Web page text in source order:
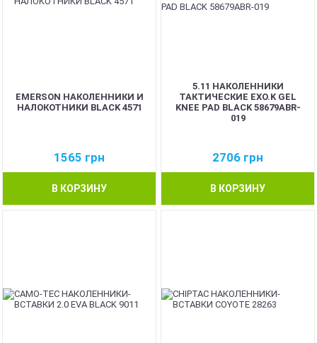
EMERSON НАКОЛЕННИКИ И
НАЛОКОТНИКИ BLACK 4571
1565 грн
В КОРЗИНУ
5.11 НАКОЛЕННИКИ
ТАКТИЧЕСКИЕ EXO.K GEL
KNEE PAD BLACK 58679ABR-
019
2706 грн
В КОРЗИНУ